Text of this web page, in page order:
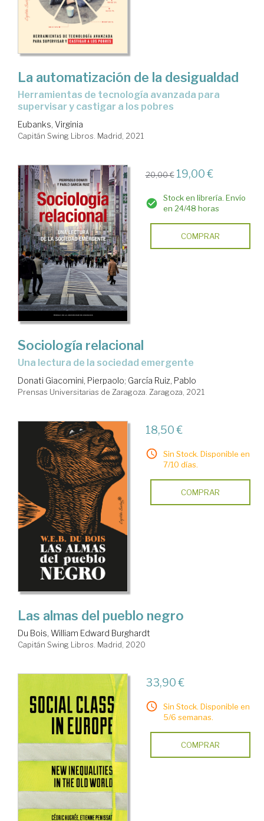
La automatización de la desigualdad
herramientas de tecnología avanzada para
supervisar y castigar a los pobres
Eubanks, Virginia
Capitán Swing Libros. Madrid, 2021
20,00 € 19,00 €
Stock en librería. Envío
en 24/48 horas
COMPRAR
Sociología relacional
una lectura de la sociedad emergente
Donati Giacomini, Pierpaolo; García Ruiz, Pablo
Prensas Universitarias de Zaragoza. Zaragoza, 2021
18,50 €
Sin Stock. Disponible en
7/10 días.
COMPRAR
Las almas del pueblo negro
Du Bois, William Edward Burghardt
Capitán Swing Libros. Madrid, 2020
33,90 €
Sin Stock. Disponible en
5/6 semanas.
COMPRAR